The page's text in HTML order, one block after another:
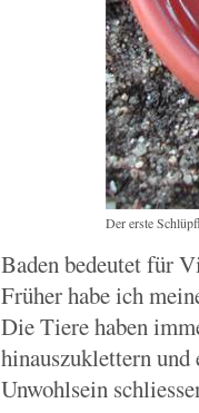
Der erste
Baden bedeutet für
Früher habe ich
Die Tiere haben
hinauszuklettern
Unwohlsein